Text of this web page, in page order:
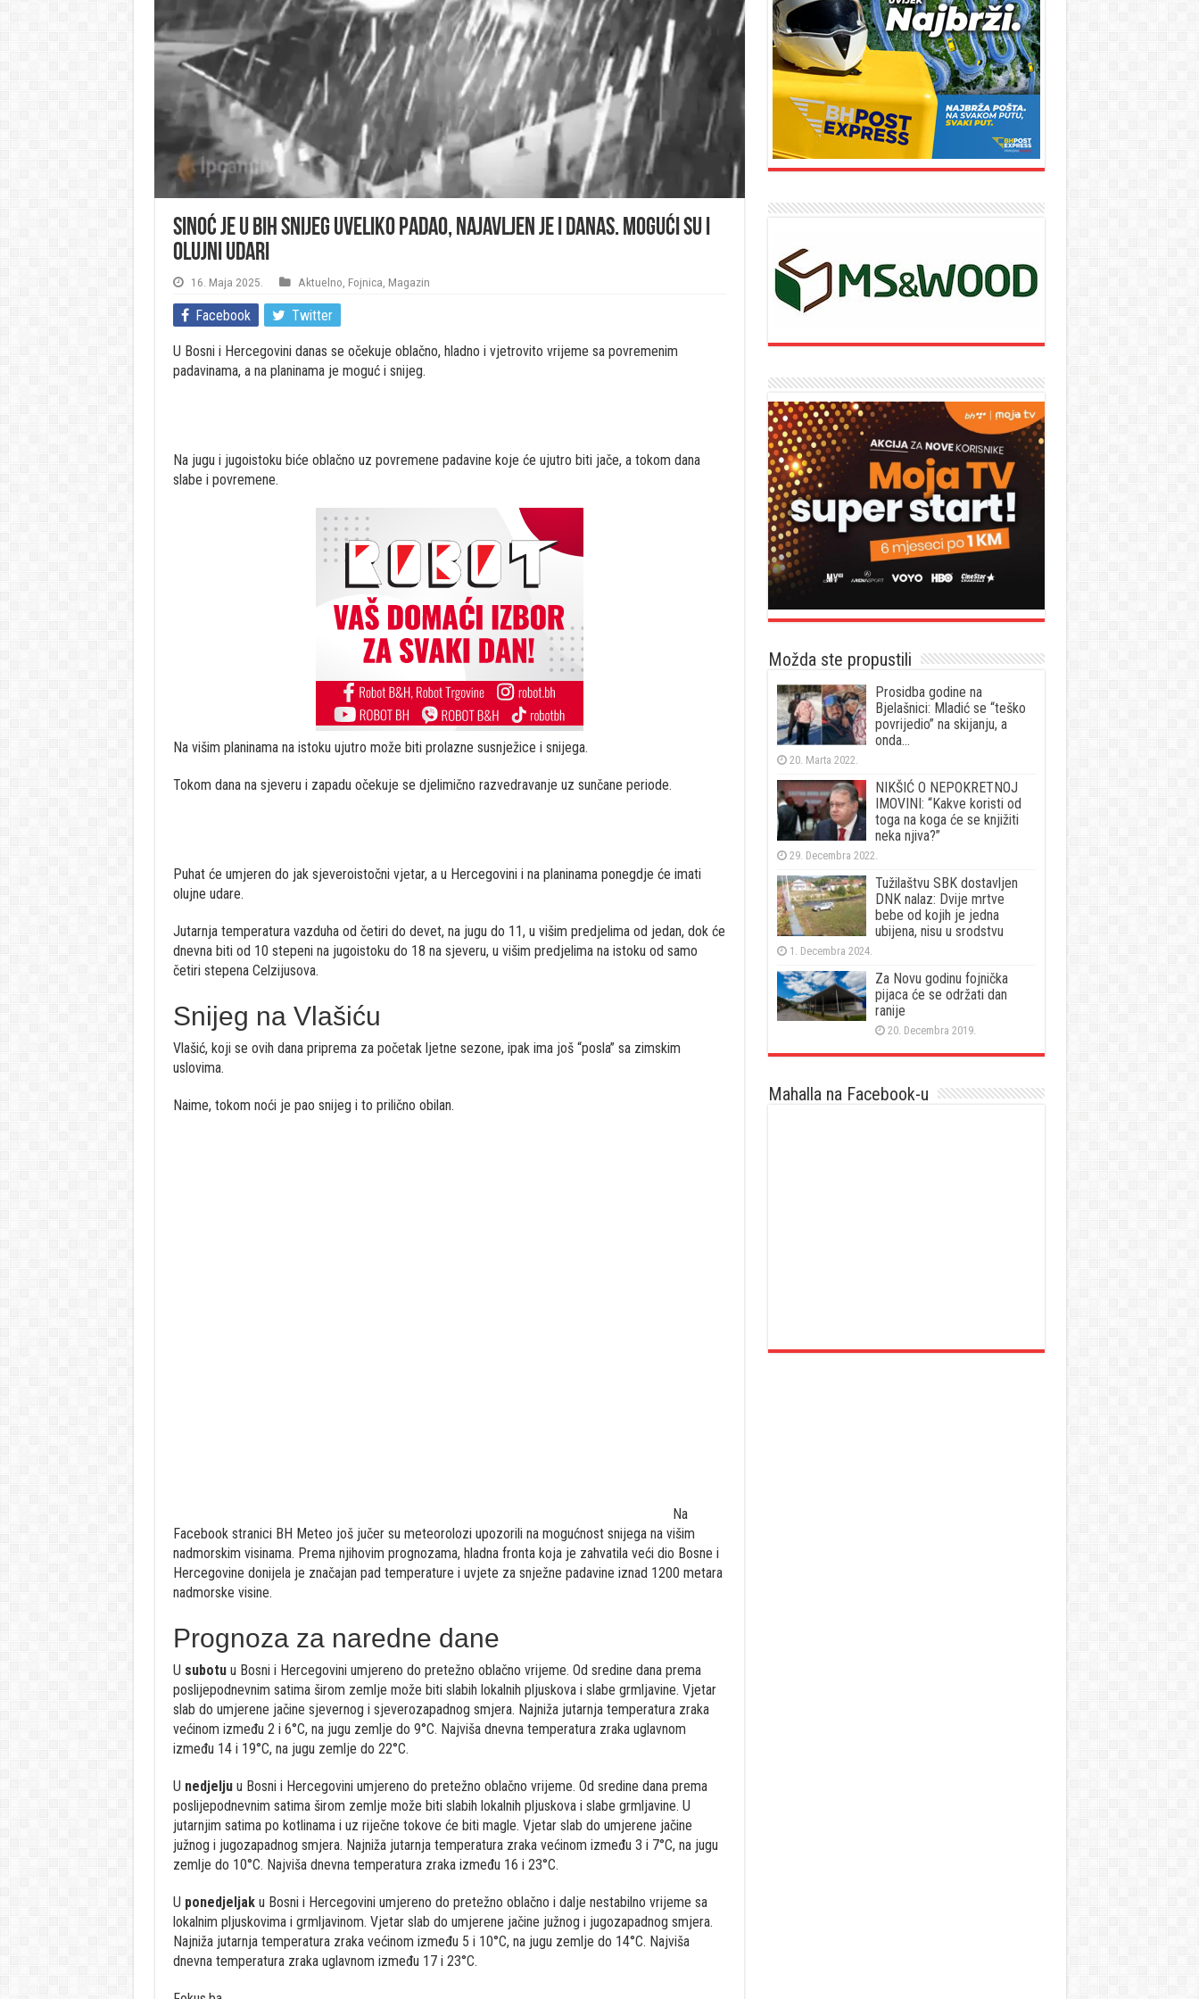
Sinoć je u BiH snijeg uveliko padao, najavljen je i danas. Mogući su i
olujni udari
16. Maja 2025. Aktuelno Fojnica Magazin
Facebook Twitter
U Bosni i Hercegovini danas se očekuje oblačno, hladno i vjetrovito vrijeme sa povremenim
padavinama, a na planinama je moguć i snijeg.
Na jugu i jugoistoku biće oblačno uz povremene padavine koje će ujutro biti jače, a tokom dana
slabe i povremene.
Na višim planinama na istoku ujutro može biti prolazne susnježice i snijega.
Tokom dana na sjeveru i zapadu očekuje se djelimično razvedravanje uz sunčane periode.
Puhat će umjeren do jak sjeveroistočni vjetar, a u Hercegovini i na planinama ponegdje će imati
olujne udare.
Jutarnja temperatura vazduha od četiri do devet, na jugu do 11, u višim predjelima od jedan, dok će
dnevna biti od 10 stepeni na jugoistoku do 18 na sjeveru, u višim predjelima na istoku od samo
četiri stepena Celzijusova.
Snijeg na Vlašiću
Vlašić, koji se ovih dana priprema za početak ljetne sezone, ipak ima još “posla” sa zimskim
uslovima.
Naime, tokom noći je pao snijeg i to prilično obilan.
Na
Facebook stranici BH Meteo još jučer su meteorolozi upozorili na mogućnost snijega na višim
nadmorskim visinama. Prema njihovim prognozama, hladna fronta koja je zahvatila veći dio Bosne i
Hercegovine donijela je značajan pad temperature i uvjete za snježne padavine iznad 1200 metara
nadmorske visine.
Prognoza za naredne dane
U subotuu Bosni i Hercegovini umjereno do pretežno oblačno vrijeme. Od sredine dana prema
poslijepodnevnim satima širom zemlje može biti slabih lokalnih pljuskova i slabe grmljavine. Vjetar
slab do umjerene jačine sjevernog i sjeverozapadnog smjera. Najniža jutarnja temperatura zraka
većinom između 2 i 6°C, na jugu zemlje do 9°C. Najviša dnevna temperatura zraka uglavnom
između 14 i 19°C, na jugu zemlje do 22°C.
U nedjeljuu Bosni i Hercegovini umjereno do pretežno oblačno vrijeme. Od sredine dana prema
poslijepodnevnim satima širom zemlje može biti slabih lokalnih pljuskova i slabe grmljavine. U
jutarnjim satima po kotlinama i uz riječne tokove će biti magle. Vjetar slab do umjerene jačine
južnog i jugozapadnog smjera. Najniža jutarnja temperatura zraka većinom između 3 i 7°C, na jugu
zemlje do 10°C. Najviša dnevna temperatura zraka između 16 i 23°C.
U ponedjeljaku Bosni i Hercegovini umjereno do pretežno oblačno i dalje nestabilno vrijeme sa
lokalnim pljuskovima i grmljavinom. Vjetar slab do umjerene jačine južnog i jugozapadnog smjera.
Najniža jutarnja temperatura zraka većinom između 5 i 10°C, na jugu zemlje do 14°C. Najviša
dnevna temperatura zraka uglavnom između 17 i 23°C.
Možda ste propustili
Prosidba godine na
Bjelašnici: Mladić se “teško
povrijedio” na skijanju, a
onda…
20. Marta 2022.
NIKŠIĆ O NEPOKRETNOJ
IMOVINI: “Kakve koristi od
toga na koga će se knjižiti
neka njiva?”
29. Decembra 2022.
Tužilaštvu SBK dostavljen
DNK nalaz: Dvije mrtve
bebe od kojih je jedna
ubijena, nisu u srodstvu
1. Decembra 2024.
Za Novu godinu fojnička
pijaca će se održati dan
ranije
20. Decembra 2019.
Mahalla na Facebook-u